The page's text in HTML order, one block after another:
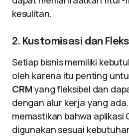
kesulitan.
2. Kustomisasi dan
Setiap bisnis memiliki
oleh karena itu penting
CRM yang fleksibel dan
dengan alur kerja yang
memastikan bahwa aplikasi
digunakan sesuai